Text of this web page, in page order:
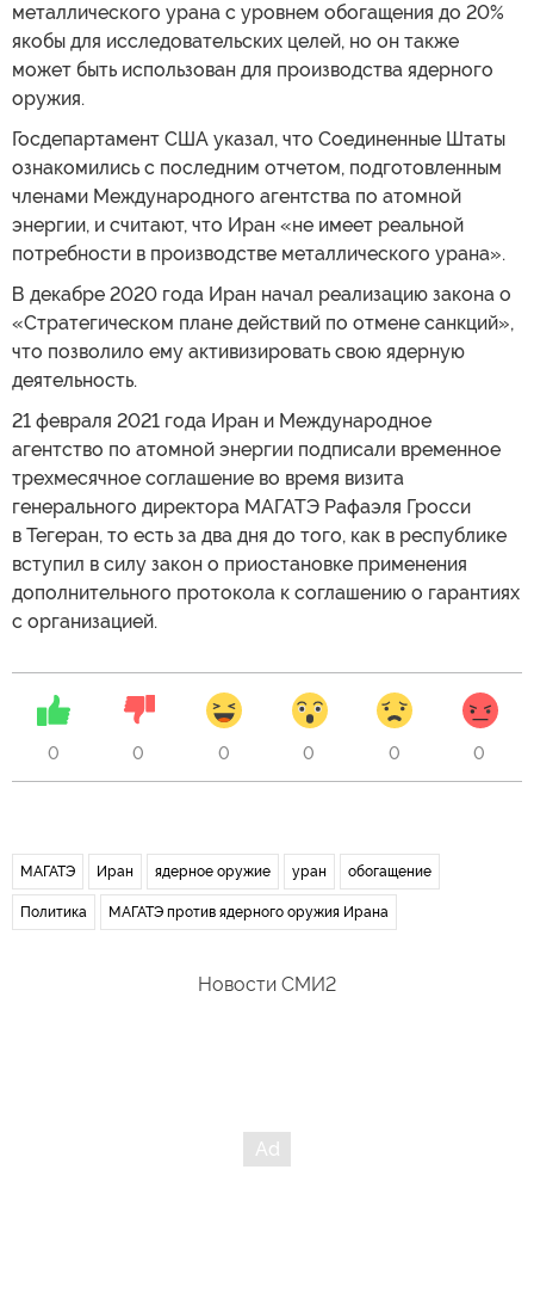
металлического урана с уровнем обогащения до 20%
якобы для исследовательских целей, но он также
может быть использован для производства ядерного
оружия.
Госдепартамент США указал, что Соединенные Штаты
ознакомились с последним отчетом, подготовленным
членами Международного агентства по атомной
энергии, и считают, что Иран «не имеет реальной
потребности в производстве металлического урана».
В декабре 2020 года Иран начал реализацию закона о
«Стратегическом плане действий по отмене санкций»,
что позволило ему активизировать свою ядерную
деятельность.
21 февраля 2021 года Иран и Международное
агентство по атомной энергии подписали временное
трехмесячное соглашение во время визита
генерального директора МАГАТЭ Рафаэля Гросси
в Тегеран, то есть за два дня до того, как в республике
вступил в силу закон о приостановке применения
дополнительного протокола к соглашению о гарантиях
с организацией.
0 0 0 0 0 0
МАГАТЭ Иран ядерное оружие уран обогащение
Политика МАГАТЭ против ядерного оружия Ирана
Новости СМИ2